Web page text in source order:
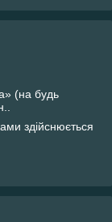
(на будь
здійснюється